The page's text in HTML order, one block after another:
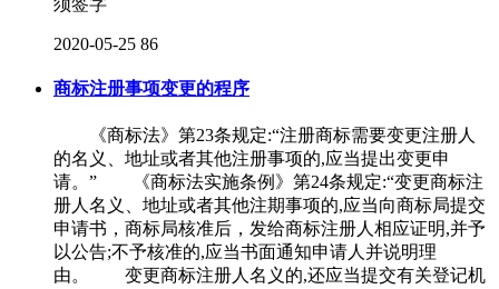
2020-05-25 86
商标注册事项变更的程序
《商标法》第23条规定:“注册商标需要变更注册人
的名义、地址或者其他注册事项的,应当提出变更申
请。” 《商标法实施条例》第24条规定:“变更商标注
册人名义、地址或者其他注期事项的,应当向商标局提交
申请书，商标局核准后，发给商标注册人相应证明,并予
以公告;不予核准的,应当书面通知申请人并说明理
由。 变更商标注册人名义的,还应当提交有关登记机